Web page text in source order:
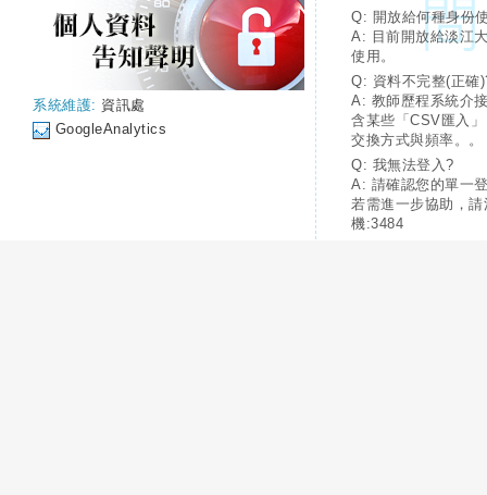
系統維護: 資訊處
GoogleAnalytics
Q: 開放給何種身份
A: 目前開放給淡江
使用。
Q: 資料不完整(正確
A: 教師歷程系統介
含某些「CSV匯入
交換方式與頻率。。
Q: 我無法登入?
A: 請確認您的單一
若需進一步協助，
機:3484